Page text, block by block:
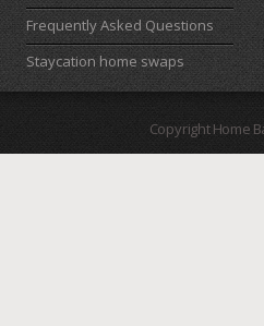
Frequently Asked Questions
Staycation home swaps
Copyright Home